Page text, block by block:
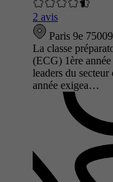
2 avis
Paris 9e 75009
La classe
(ECG) 1ère
leaders du
année exigea…